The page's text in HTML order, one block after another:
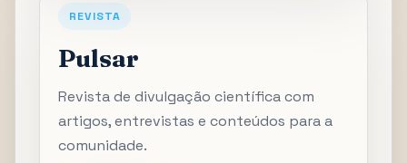
REVISTA
Pulsar
Revista de divulgação científica com
artigos, entrevistas e conteúdos para a
comunidade.